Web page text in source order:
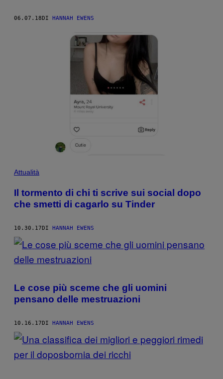
06.07.18DI HANNAH EWENS
Attualità
Il tormento di chi ti scrive sui social dopo
che smetti di cagarlo su Tinder
10.30.17DI HANNAH EWENS
Le cose più sceme che gli uomini
pensano delle mestruazioni
10.16.17DI HANNAH EWENS